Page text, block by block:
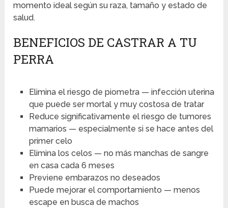
momento ideal según su raza, tamaño y estado de
salud.
BENEFICIOS DE CASTRAR A TU
PERRA
Elimina el riesgo de piometra — infección uterina
que puede ser mortal y muy costosa de tratar
Reduce significativamente el riesgo de tumores
mamarios — especialmente si se hace antes del
primer celo
Elimina los celos — no más manchas de sangre
en casa cada 6 meses
Previene embarazos no deseados
Puede mejorar el comportamiento — menos
escape en busca de machos